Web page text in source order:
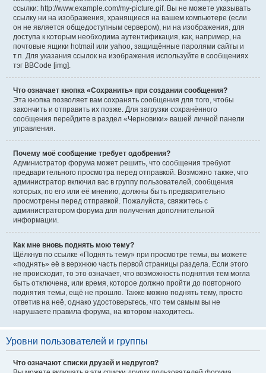
ссылки: http://www.example.com/my-picture.gif. Вы не можете указывать
ссылку ни на изображения, хранящиеся на вашем компьютере (если
он не является общедоступным сервером), ни на изображения, для
доступа к которым необходима аутентификация, как, например, на
почтовые ящики hotmail или yahoo, защищённые паролями сайты и
т.п. Для указания ссылок на изображения используйте в сообщениях
тэг BBCode [img].
Что означает кнопка «Сохранить» при создании сообщения?
Эта кнопка позволяет вам сохранять сообщения для того, чтобы
закончить и отправить их позже. Для загрузки сохранённого
сообщения перейдите в раздел «Черновики» вашей личной панели
управления.
Почему моё сообщение требует одобрения?
Администратор форума может решить, что сообщения требуют
предварительного просмотра перед отправкой. Возможно также, что
администратор включил вас в группу пользователей, сообщения
которых, по его или её мнению, должны быть предварительно
просмотрены перед отправкой. Пожалуйста, свяжитесь с
администратором форума для получения дополнительной
информации.
Как мне вновь поднять мою тему?
Щёлкнув по ссылке «Поднять тему» при просмотре темы, вы можете
«поднять» её в верхнюю часть первой страницы раздела. Если этого
не происходит, то это означает, что возможность поднятия тем могла
быть отключена, или время, которое должно пройти до повторного
поднятия темы, ещё не прошло. Также можно поднять тему, просто
ответив на неё, однако удостоверьтесь, что тем самым вы не
нарушаете правила форума, на котором находитесь.
Уровни пользователей и группы
Что означают списки друзей и недругов?